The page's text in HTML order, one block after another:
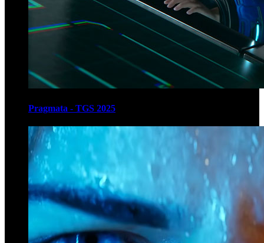
Pragmata - TGS 2025